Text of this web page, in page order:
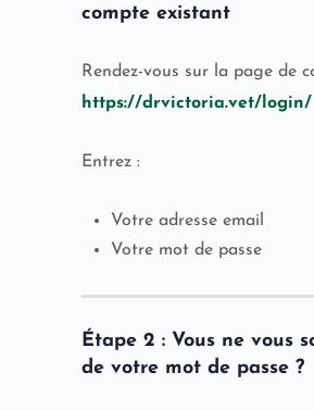
compte existant
Rendez-vous sur la page de
https://drvictoria.vet/login/
Entrez :
Votre adresse email
Votre mot de passe
Étape 2 : Vous ne vous
de votre mot de passe ?